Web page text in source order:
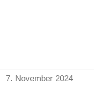
7. November 2024